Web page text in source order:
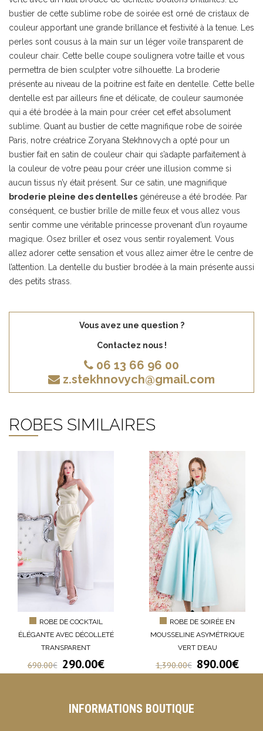
bustier de cette sublime robe de soirée est orné de cristaux de
couleur apportant une grande brillance et festivité à la tenue. Les
perles sont cousus à la main sur un léger voile transparent de
couleur chair. Cette belle coupe soulignera votre taille et vous
permettra de bien sculpter votre silhouette. La broderie
présente au niveau de la poitrine est faite en dentelle. Cette belle
dentelle est par ailleurs fine et délicate, de couleur saumonée
qui a été brodée à la main pour créer cet effet absolument
sublime. Quant au bustier de cette magnifique robe de soirée
Paris, notre créatrice Zoryana Stekhnovych a opté pour un
bustier fait en satin de couleur chair qui s’adapte parfaitement à
la couleur de votre peau pour créer une illusion comme si
aucun tissus n’y était présent. Sur ce satin, une magnifique
broderie pleine des dentelles généreuse a été brodée. Par
conséquent, ce bustier brille de mille feux et vous allez vous
sentir comme une véritable princesse provenant d’un royaume
magique. Osez briller et osez vous sentir royalement. Vous
allez adorer cette sensation et vous allez aimer être le centre de
l’attention. La dentelle du bustier brodée à la main présente aussi
des petits strass.
Vous avez une question ?
Contactez nous !
06 13 66 96 00
z.stekhnovych@gmail.com
ROBES SIMILAIRES
ROBE DE COCKTAIL
ÉLÉGANTE AVEC DÉCOLLETÉ
TRANSPARENT
690.00€ 290.00€
ROBE DE SOIRÉE EN
MOUSSELINE ASYMÉTRIQUE
VERT D’EAU
1,390.00€ 890.00€
INFORMATIONS BOUTIQUE